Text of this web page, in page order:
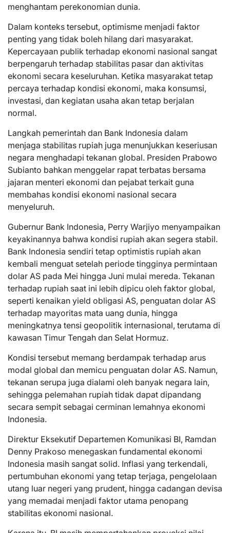
menghantam perekonomian dunia.
Dalam konteks tersebut, optimisme menjadi faktor
penting yang tidak boleh hilang dari masyarakat.
Kepercayaan publik terhadap ekonomi nasional sangat
berpengaruh terhadap stabilitas pasar dan aktivitas
ekonomi secara keseluruhan. Ketika masyarakat tetap
percaya terhadap kondisi ekonomi, maka konsumsi,
investasi, dan kegiatan usaha akan tetap berjalan
normal.
Langkah pemerintah dan Bank Indonesia dalam
menjaga stabilitas rupiah juga menunjukkan keseriusan
negara menghadapi tekanan global. Presiden Prabowo
Subianto bahkan menggelar rapat terbatas bersama
jajaran menteri ekonomi dan pejabat terkait guna
membahas kondisi ekonomi nasional secara
menyeluruh.
Gubernur Bank Indonesia, Perry Warjiyo menyampaikan
keyakinannya bahwa kondisi rupiah akan segera stabil.
Bank Indonesia sendiri tetap optimistis rupiah akan
kembali menguat setelah periode tingginya permintaan
dolar AS pada Mei hingga Juni mulai mereda. Tekanan
terhadap rupiah saat ini lebih dipicu oleh faktor global,
seperti kenaikan yield obligasi AS, penguatan dolar AS
terhadap mayoritas mata uang dunia, hingga
meningkatnya tensi geopolitik internasional, terutama di
kawasan Timur Tengah dan Selat Hormuz.
Kondisi tersebut memang berdampak terhadap arus
modal global dan memicu penguatan dolar AS. Namun,
tekanan serupa juga dialami oleh banyak negara lain,
sehingga pelemahan rupiah tidak dapat dipandang
secara sempit sebagai cerminan lemahnya ekonomi
Indonesia.
Direktur Eksekutif Departemen Komunikasi BI, Ramdan
Denny Prakoso menegaskan fundamental ekonomi
Indonesia masih sangat solid. Inflasi yang terkendali,
pertumbuhan ekonomi yang tetap terjaga, pengelolaan
utang luar negeri yang prudent, hingga cadangan devisa
yang memadai menjadi faktor utama penopang
stabilitas ekonomi nasional.